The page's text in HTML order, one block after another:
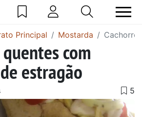
Principal Mostarda
com
estragão